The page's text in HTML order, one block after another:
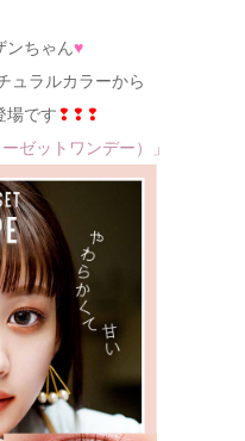
ンちゃん♥
ュラルカラーから
場です❢❢❢
ゼットワンデー）」